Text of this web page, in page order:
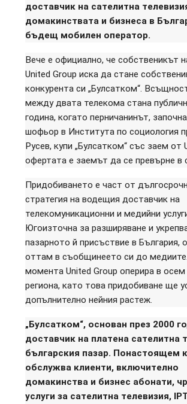
доставчик на сателитна
домакинствата и бизнеса в
бъдещ мобилен оператор.
Вече е официално, че собственикът
United Group иска да стане
конкурента си „Булсатком“.
между двата телекома стана
година, когато перничанинът,
шофьор в Института по социология
Русев, купи „Булсатком“ със заем от
офертата е заемът да се превърне в
Придобиването е част от
стратегия на водещия доставчик на
телекомуникационни и медийни
Югоизточна за разширяване и
пазарното й присъствие в България,
оттам в съобщинеето си до
момента United Group оперира в
региона, като това придобиване ще
допълнително нейния растеж.
„Булсатком“, основан през 2000
доставчик на платена сателитна
българския пазар. Понастоящем
обслужва клиенти, включително
домакинства и бизнес абонати,
услуги за сателитна телевизия,